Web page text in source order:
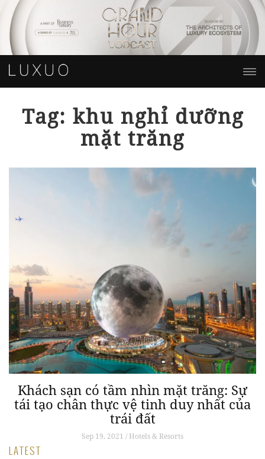
Tag: khu nghỉ dưỡng
mặt trăng
Khách sạn có tầm nhìn mặt trăng: Sự
tái tạo chân thực vệ tinh duy nhất của
trái đất
Sep 19, 2021 / Hotels & Resorts
LATEST